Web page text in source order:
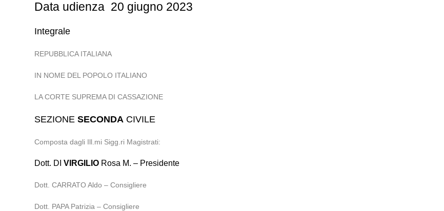
Data udienza 20 giugno 2023
Integrale
REPUBBLICA ITALIANA
IN NOME DEL POPOLO ITALIANO
LA CORTE SUPREMA DI CASSAZIONE
SEZIONESECONDA CIVILE
Composta dagli Ill.mi Sigg.ri Magistrati:
Dott. DIVIRGILIO Rosa M. – Presidente
Dott. CARRATO Aldo – Consigliere
Dott. PAPA Patrizia – Consigliere